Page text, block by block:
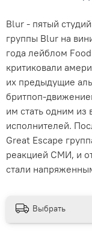
Blur - пятый
группы Blur на
года лейблом
критиковали
их предыдущие
бритпоп-
им стать одним из
исполнителей.
Great Escape
реакцией СМИ, и
стали
Выбрать